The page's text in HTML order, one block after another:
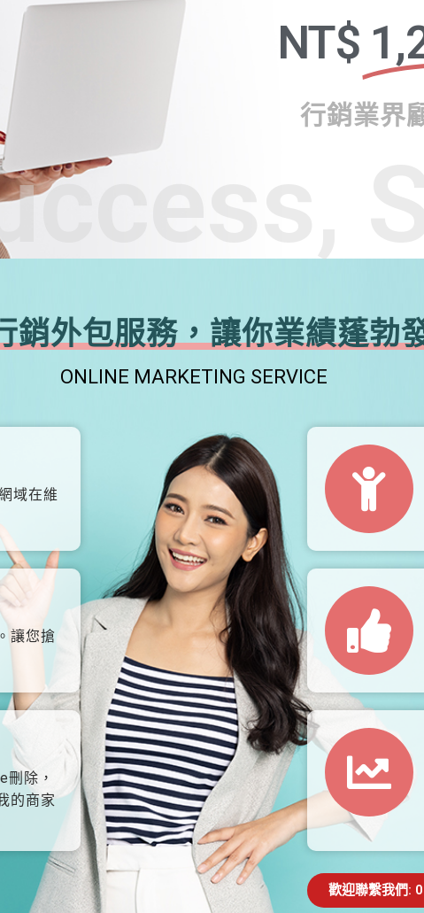
NT$
行銷業界
銷外包服務，讓你業績蓬勃
ONLINE MARKETING SERVICE
域在維
讓您搶
刪除，
的商家
歡迎聯繫我們: